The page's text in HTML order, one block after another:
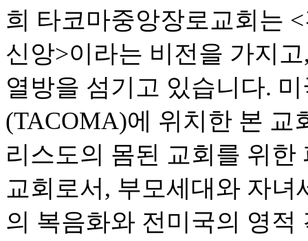
희 타코마중앙장로교회는
신앙>이라는 비전을 가지
열방을 섬기고 있습니다.
(TACOMA)에 위치한 본 교
리스도의 몸된 교회를 위
교회로서, 부모세대와 자
의 복음화와 전미국의 영